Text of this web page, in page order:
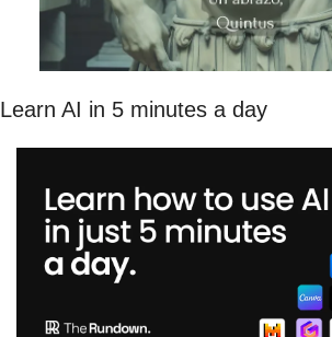
Learn AI in 5 minutes a day